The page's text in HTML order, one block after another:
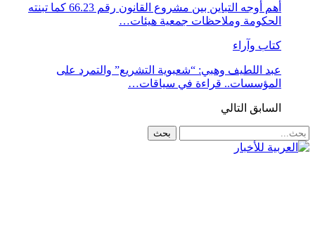
أهم أوجه التباين بين مشروع القانون رقم 66.23 كما تبنته
الحكومة وملاحظات جمعية هيئات…
كتاب وآراء
عبد اللطيف وهبي: “شعبوية التشريع” والتمرد على
المؤسسات.. قراءة في سياقات…
السابق التالي